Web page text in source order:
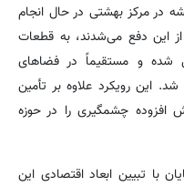
در مرکز بهشتی در حال انجام
این دفع می‌شدند، به قطعات
شده و مستقیماً در فضاهای
این رویکرد علاوه بر تأمین
افزوده چشمگیری را در حوزه
با تبیین ابعاد اقتصادی این